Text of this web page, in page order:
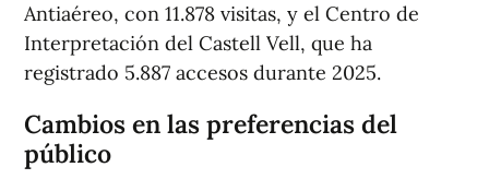
Antiaéreo, con 11.878 visitas, y el Centro de
Interpretación del Castell Vell, que ha
registrado 5.887 accesos durante 2025.
Cambios en las preferencias del
público